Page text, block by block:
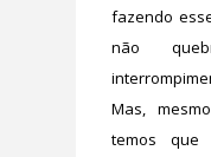
fazendo
não
Mas,
temos